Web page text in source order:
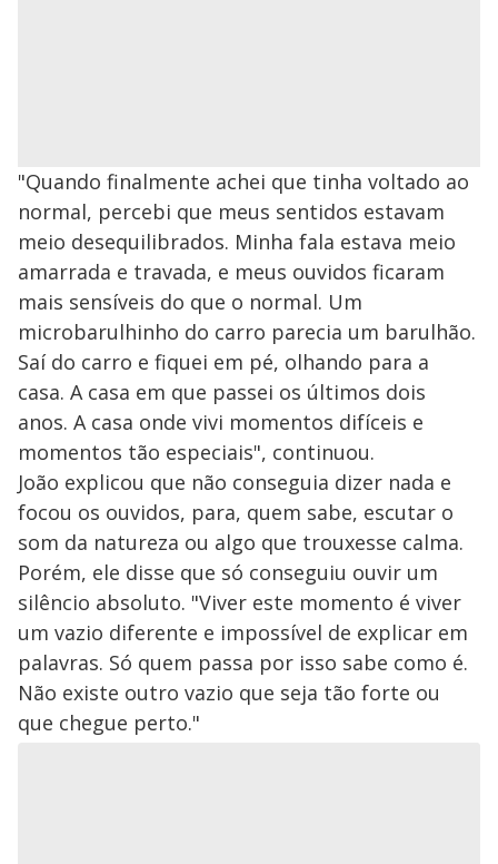
"Quando finalmente achei que tinha voltado ao
normal, percebi que meus sentidos estavam
meio desequilibrados. Minha fala estava meio
amarrada e travada, e meus ouvidos ficaram
mais sensíveis do que o normal. Um
microbarulhinho do carro parecia um barulhão.
Saí do carro e fiquei em pé, olhando para a
casa. A casa em que passei os últimos dois
anos. A casa onde vivi momentos difíceis e
momentos tão especiais", continuou.
João explicou que não conseguia dizer nada e
focou os ouvidos, para, quem sabe, escutar o
som da natureza ou algo que trouxesse calma.
Porém, ele disse que só conseguiu ouvir um
silêncio absoluto. "Viver este momento é viver
um vazio diferente e impossível de explicar em
palavras. Só quem passa por isso sabe como é.
Não existe outro vazio que seja tão forte ou
que chegue perto."